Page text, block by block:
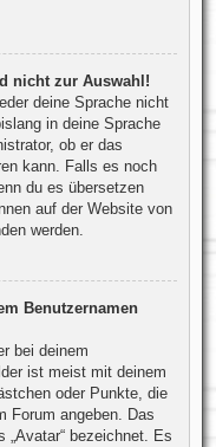
nicht zur Auswahl!
deine Sprache nicht
in deine Sprache
ob er das
kann. Falls es noch
du es übersetzen
auf der Website von
werden.
Benutzernamen
bei deinem
ist meist mit deinem
oder Punkte, die
Forum angeben. Das
bezeichnet. Es